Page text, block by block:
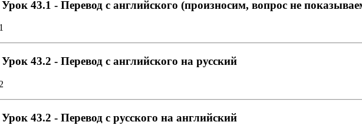
43.1 - Перевод с английского (произносим, вопрос не
43.2 - Перевод с английского на русский
43.2 - Перевод с русского на английский